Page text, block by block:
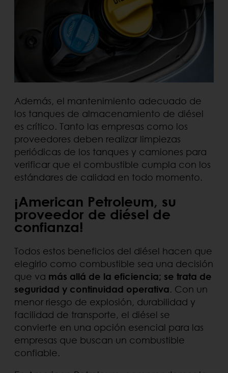
Además, el mantenimiento adecuado de
los tanques de almacenamiento de diésel
es crítico. Tanto las empresas como los
proveedores deben realizar limpiezas
periódicas de los tanques y camiones para
verificar que el combustible cumpla con los
estándares de calidad en todo momento.
¡American Petroleum, su
proveedor de diésel de
confianza!
Todos estos beneficios del diésel hacen que
elegirlo como combustible sea una decisión
que va más allá de la eficiencia; se trata de
seguridad y continuidad operativa. Con un
menor riesgo de explosión, durabilidad y
facilidad de transporte, el diésel se
convierte en una opción esencial para las
empresas que buscan un combustible
confiable.